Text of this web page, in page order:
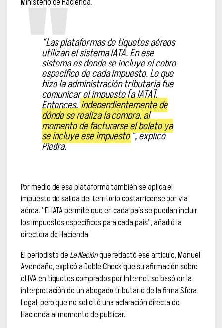
“Las plataformas de tiquetes aéreos
utilizan el sistema IATA. En ese
sistema es donde se incluye el cobro
específico de cada impuesto. Lo que
hizo la administración tributaria fue
comunicar el impuesto [a IATA].
Entonces,independientemente de
dónde se realiza la compra, al
momento de facturarse el boleto ya
se incluye ese impuesto”, explicó
Piedra.
Por medio de esa plataforma también se aplica el
impuesto de salida del territorio costarricense por vía
aérea. “El IATA permite que en cada país se puedan incluir
los impuestos específicos para cada país”, añadió la
directora de Hacienda.
El periodista de La Naciónque redactó ese artículo, Manuel
Avendaño, explicó a Doble Check que su afirmación sobre
el IVA en tiquetes comprados por Internet se basó en la
interpretación de un abogado tributario de la firma Sfera
Legal, pero que no solicitó una aclaración directa de
Hacienda al momento de publicar.